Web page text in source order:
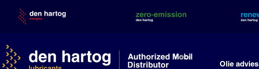
content
Olie advies